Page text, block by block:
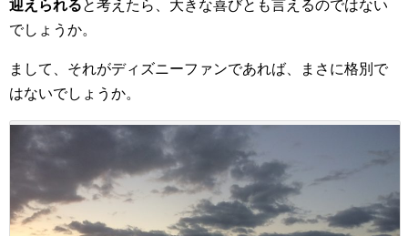
迎えられると考えたら、大きな喜びとも言えるのではない
でしょうか。
まして、それがディズニーファンであれば、まさに格別で
はないでしょうか。